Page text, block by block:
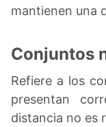
mantienen una
Conjuntos
Refiere a los
presentan
distancia no es